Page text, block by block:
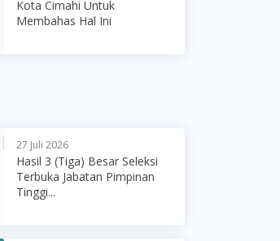
Kota Cimahi Untuk
Membahas Hal Ini
27 Juli 2026
Hasil 3 (Tiga) Besar Seleksi
Terbuka Jabatan Pimpinan
Tinggi...